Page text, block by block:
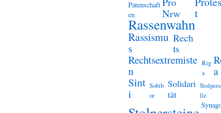
Patenschaft
en
Nrw
t
Rassenwahn
Rassismu
s
Rech
ts
Rechtsextremiste
n
Rig
a
a
Sint
i
Sobib
or
Solidari
tät
lle